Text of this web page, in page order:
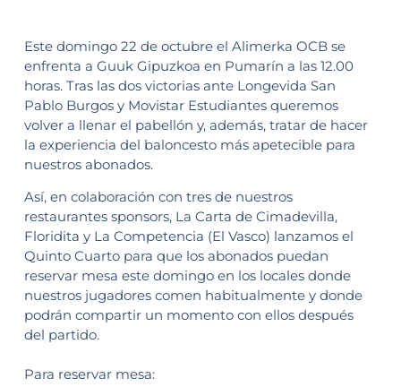
Este domingo 22 de octubre el Alimerka OCB se
enfrenta a Guuk Gipuzkoa en Pumarín a las 12.00
horas. Tras las dos victorias ante Longevida San
Pablo Burgos y Movistar Estudiantes queremos
volver a llenar el pabellón y, además, tratar de hacer
la experiencia del baloncesto más apetecible para
nuestros abonados.
Así, en colaboración con tres de nuestros
restaurantes sponsors, La Carta de Cimadevilla,
Floridita y La Competencia (El Vasco) lanzamos el
Quinto Cuarto para que los abonados puedan
reservar mesa este domingo en los locales donde
nuestros jugadores comen habitualmente y donde
podrán compartir un momento con ellos después
del partido.
Para reservar mesa: